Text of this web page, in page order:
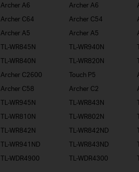
Archer A6
Archer A6
Archer C64
Archer C54
Archer A5
Archer A5
TL-WR845N
TL-WR940N
TL-WR840N
TL-WR820N
Archer C2600
Touch P5
Archer C58
Archer C2
TL-WR945N
TL-WR843N
TL-WR810N
TL-WR802N
TL-WR842N
TL-WR842ND
TL-WR941ND
TL-WR843ND
TL-WDR4900
TL-WDR4300